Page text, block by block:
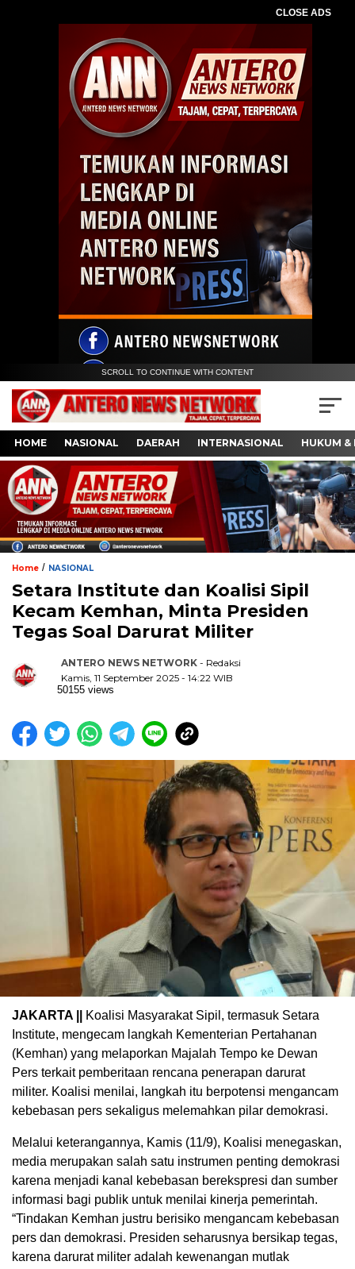
CLOSE ADS
SCROLL TO CONTINUE WITH CONTENT
HOME NASIONAL DAERAH INTERNASIONAL HUKUM &
Home / NASIONAL
Setara Institute dan Koalisi Sipil
Kecam Kemhan, Minta Presiden
Tegas Soal Darurat Militer
ANTERO NEWS NETWORK - Redaksi
Kamis, 11 September 2025 - 14:22 WIB
50155 views
JAKARTA ||
Koalisi Masyarakat Sipil, termasuk Setara
Institute, mengecam langkah Kementerian Pertahanan
(Kemhan) yang melaporkan Majalah Tempo ke Dewan
Pers terkait pemberitaan rencana penerapan darurat
militer. Koalisi menilai, langkah itu berpotensi mengancam
kebebasan pers sekaligus melemahkan pilar demokrasi.
Melalui keterangannya, Kamis (11/9), Koalisi menegaskan,
media merupakan salah satu instrumen penting demokrasi
karena menjadi kanal kebebasan berekspresi dan sumber
informasi bagi publik untuk menilai kinerja pemerintah.
“Tindakan Kemhan justru berisiko mengancam kebebasan
pers dan demokrasi. Presiden seharusnya bersikap tegas,
karena darurat militer adalah kewenangan mutlak